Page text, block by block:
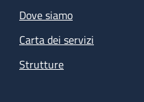
Dove siamo
Carta dei servizi
Strutture